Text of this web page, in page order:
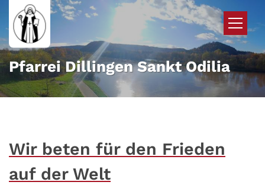
Zum Inhalt springen
Pfarrei Dillingen Sankt Odilia
Wir beten für den Frieden
auf der Welt